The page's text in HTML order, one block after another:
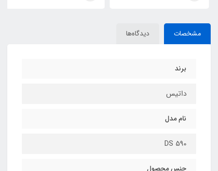
مشخصات دیدگاه‌ها
برند
داتیس
نام مدل
DS 590
جنس محصول